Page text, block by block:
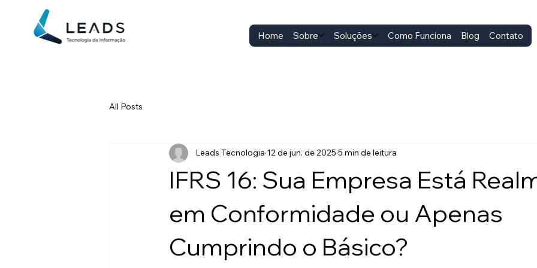
Home Sobre Soluções Como Funciona Blog Contato
All Posts
IFRS 16: Sua Empresa Está
em Conformidade ou Apenas
Cumprindo o Básico?
Leads Tecnologia 12 de jun. de 2025 5 min de leitura